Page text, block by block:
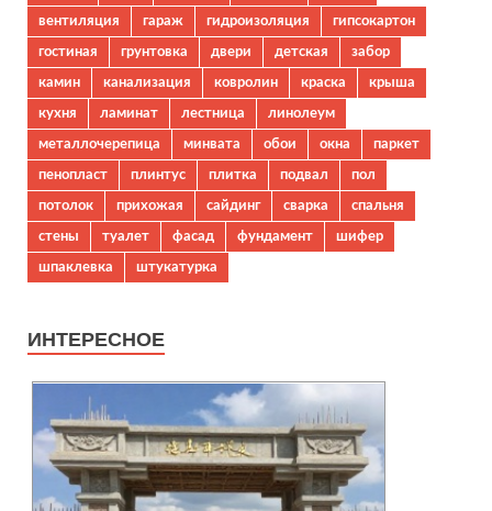
вентиляция
гараж гидроизоляция
гипсокартон
гостиная
грунтовка двери детская
забор
камин
канализация ковролин краска
крыша
кухня
ламинат лестница
линолеум
металлочерепица
минвата обои окна
паркет
пенопласт
плинтус плитка подвал
пол
потолок
прихожая сайдинг сварка
спальня
стены
туалет фасад фундамент
шифер
шпаклевка
штукатурка
ИНТЕРЕСНОЕ